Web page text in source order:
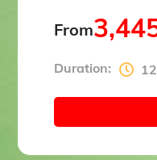
From
Duration: